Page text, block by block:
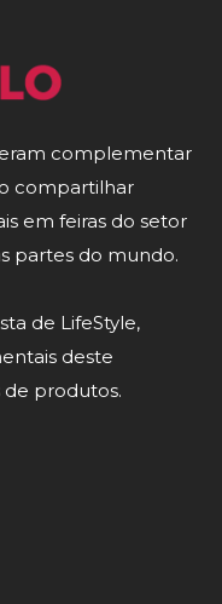
complementar
compartilhar
em feiras do setor
partes do mundo.
de LifeStyle,
deste
produtos.